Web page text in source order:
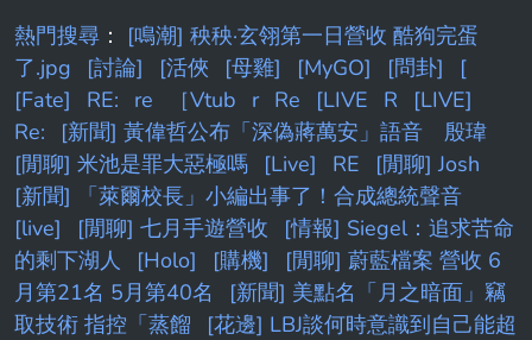
熱門搜尋 ： [鳴潮] 秧秧·玄翎第一日營收 酷狗完蛋
了.jpg
[討論] [活俠 [母雞] [MyGO] [問卦]
[
[Fate]
RE: re ［Vtub r Re [LIVE R
[LIVE]
Re:
[新聞] 黃偉哲公布「深偽蔣萬安」語音 殷瑋
[閒聊] 米池是罪大惡極嗎
[Live] RE
[閒聊] Josh
[新聞] 「萊爾校長」小編出事了！合成總統聲音
[live]
[閒聊] 七月手遊營收
[情報] Siegel：追求苦命
的剩下湖人
[Holo] [購機]
[閒聊] 蔚藍檔案 營收 6
月第21名 5月第40名
[新聞] 美點名「月之暗面」竊
取技術 指控「蒸餾
[花邊] LBJ談何時意識到自己能超